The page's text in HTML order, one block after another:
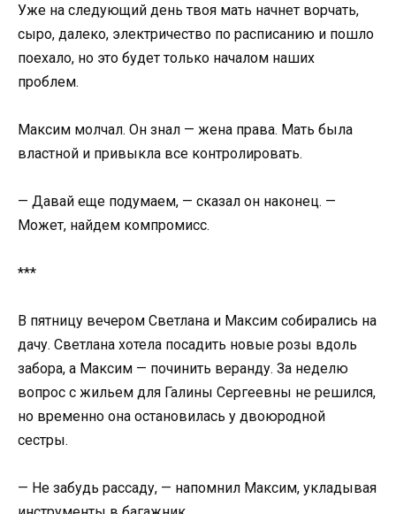
Уже на следующий день твоя мать начнет ворчать,
сыро, далеко, электричество по расписанию и пошло
поехало, но это будет только началом наших
проблем.
Максим молчал. Он знал — жена права. Мать была
властной и привыкла все контролировать.
— Давай еще подумаем, — сказал он наконец. —
Может, найдем компромисс.
***
В пятницу вечером Светлана и Максим собирались на
дачу. Светлана хотела посадить новые розы вдоль
забора, а Максим — починить веранду. За неделю
вопрос с жильем для Галины Сергеевны не решился,
но временно она остановилась у двоюродной
сестры.
— Не забудь рассаду, — напомнил Максим, укладывая